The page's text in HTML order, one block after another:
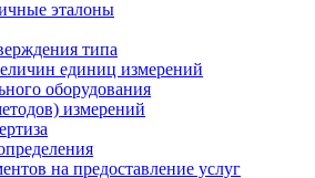
эталоны
типа
единиц измерений
оборудования
измерений
на предоставление услуг